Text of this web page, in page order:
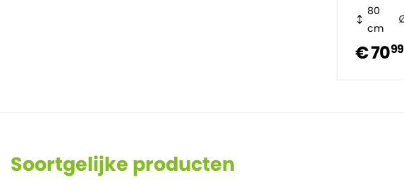
80
cm
€ 7099
Soortgelijke producten